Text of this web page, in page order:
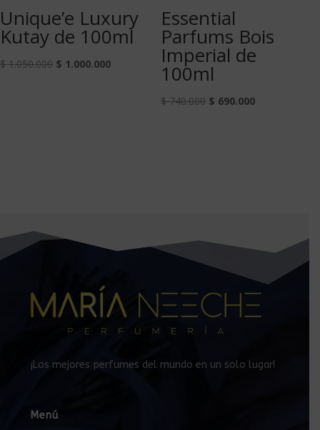
Unique’e Luxury
Kutay de 100ml
$1.050.000 $ 1.000.000
Essential
Parfums Bois
Imperial de
100ml
$740.000 $ 690.000
¡Los mejores perfumes del mundo en un solo lugar!
Menú